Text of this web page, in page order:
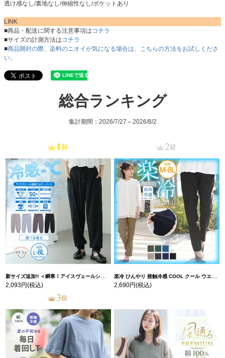
透け感なし/裏地なし/伸縮性なし/ポケットあり
LINK
■商品・配送に関する注意事項は コチラ
■サイズの計測方法は コチラ
■商品開封の際、染料のニオイが気になる場合は、こちらの方法をお試しくださ
い。
総合ランキング
集計期間：2026/7/27～2026/8/2
新サイズ追加!! ＜瞬寒！アイスヴェールシリーズ＞ 美脚 ジョガーパンツ 【ウェストゴム】 【ストレッチ】 | 大きいサイズの通販ならハッピーマリリン
2,093円(税込)
楽冷 ひんやり 接触冷感 COOL クール ウエストゴム 楽ちん ストレッチ 美脚 レギパン 【ストレッチ】 | 大きいサイズの通販ならハッピーマリリン
2,690円(税込)